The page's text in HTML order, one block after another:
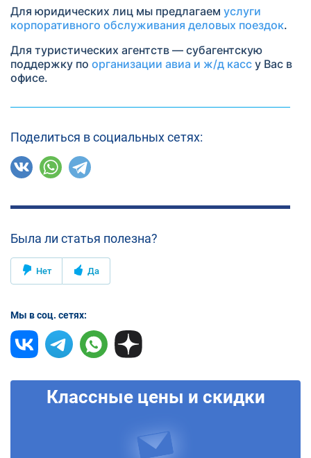
Для юридических лиц мы предлагаем услуги
корпоративного обслуживания деловых поездок.
Для туристических агентств — субагентскую
поддержку по организации авиа и ж/д касс у Вас в
офисе.
Поделиться в социальных сетях:
Была ли статья полезна?
Нет Да
Мы в соц. сетях:
Классные цены и скидки